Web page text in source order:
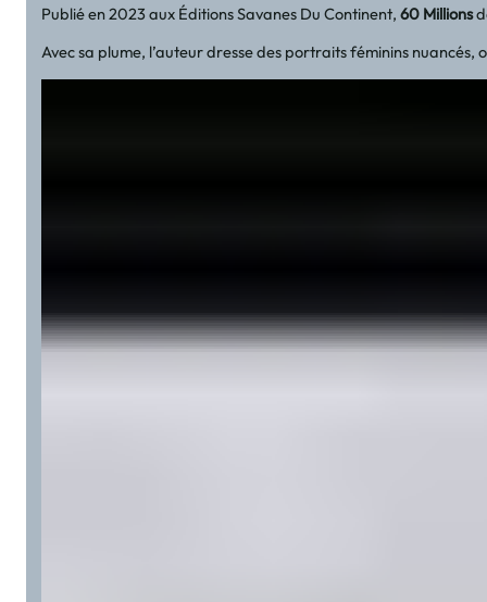
Publié en 2023 aux Éditions Savanes Du Continent,60 Millions
Avec sa plume, l’auteur dresse des portraits féminins